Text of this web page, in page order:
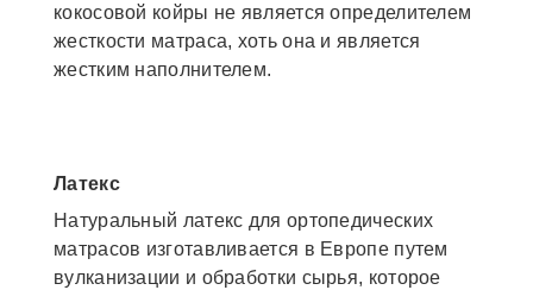
кокосовой койры не является определителем
жесткости матраса, хоть она и является
жестким наполнителем.
Латекс
Натуральный латекс для ортопедических
матрасов изготавливается в Европе путем
вулканизации и обработки сырья, которое